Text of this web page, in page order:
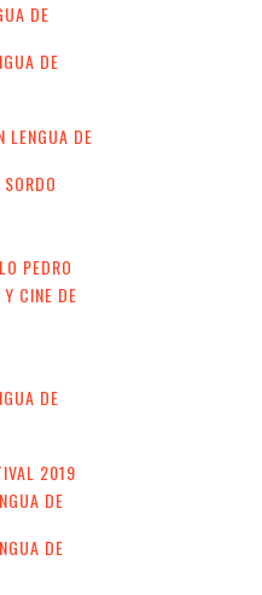
DE
DE
LENGUA DE
PEDRO
CINE DE
DE
2019
DE
DE